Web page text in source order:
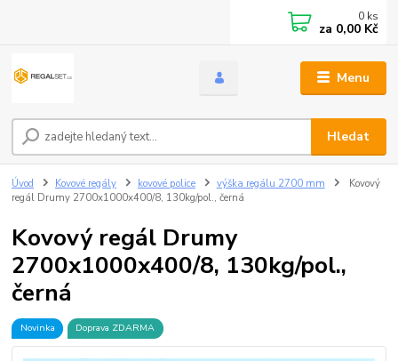
Menu
Hledat
0 ks
za 0,00 Kč
Úvod Kovové regály kovové police výška regálu 2700 mm
Kovový
regál Drumy 2700x1000x400/8, 130kg/pol., černá
Kovový regál Drumy
2700x1000x400/8, 130kg/pol.,
černá
Novinka Doprava ZDARMA